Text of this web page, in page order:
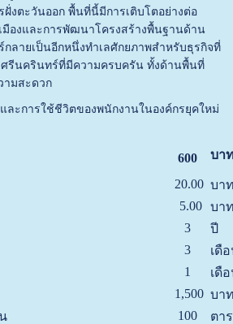
งตะวันออก พื้นที่นี้มีการเติบโตอย่างต่อ
มืองและการพัฒนาโครงสร้างพื้นฐานด้าน
ลายเป็นอีกหนึ่งทำเลศักยภาพสำหรับธุรกิจที่
ศรีนครินทร์ที่มีความครบครัน ทั้งด้านพื้นที่
ามสะดวก
ละการใช้ชีวิตของพนักงานในองค์กรยุคใหม่
600 บา
20.00 บา
5.00 บา
3
ปี
3
เดื
1
เดื
1,500 บา
100
ตา